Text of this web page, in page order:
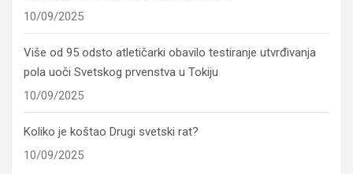
10/09/2025
Više od 95 odsto atletičarki obavilo testiranje utvrđivanja
pola uoči Svetskog prvenstva u Tokiju
10/09/2025
Koliko je koštao Drugi svetski rat?
10/09/2025